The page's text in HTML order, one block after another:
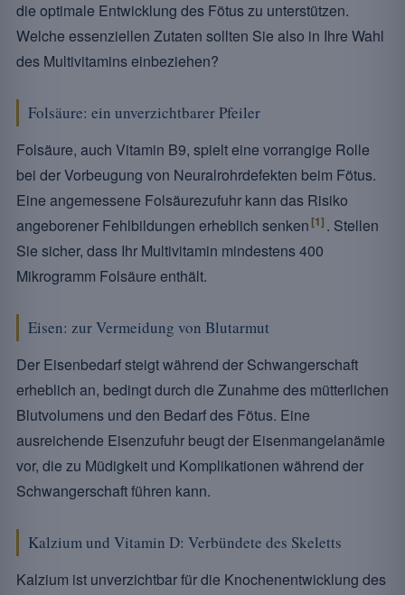
die optimale Entwicklung des Fötus zu unterstützen.
Welche essenziellen Zutaten sollten Sie also in Ihre Wahl
des Multivitamins einbeziehen?
Folsäure: ein unverzichtbarer Pfeiler
Folsäure, auch Vitamin B9, spielt eine vorrangige Rolle
bei der Vorbeugung von Neuralrohrdefekten beim Fötus.
Eine angemessene Folsäurezufuhr kann das Risiko
angeborener Fehlbildungen erheblich senken [1] . Stellen
Sie sicher, dass Ihr Multivitamin mindestens 400
Mikrogramm Folsäure enthält.
Eisen: zur Vermeidung von Blutarmut
Der Eisenbedarf steigt während der Schwangerschaft
erheblich an, bedingt durch die Zunahme des mütterlichen
Blutvolumens und den Bedarf des Fötus. Eine
ausreichende Eisenzufuhr beugt der Eisenmangelanämie
vor, die zu Müdigkeit und Komplikationen während der
Schwangerschaft führen kann.
Kalzium und Vitamin D: Verbündete des Skeletts
Kalzium ist unverzichtbar für die Knochenentwicklung des